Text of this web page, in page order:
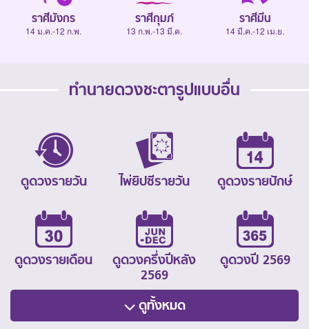
ราศีมังกร
14 ม.ค.-12 ก.พ.
ราศีกุมภ์
13 ก.พ.-13 มี.ค.
ราศีมีน
14 มี.ค.-12 เม.ย.
ทำนายดวงชะตารูปแบบอื่น
ดูดวงรายวัน ไพ่ยิปซีรายวัน ดูดวงรายปักษ์
ดูดวงรายเดือน
ดูดวงครึ่งปีหลัง
2569
ดูดวงปี 2569
ดูทั้งหมด